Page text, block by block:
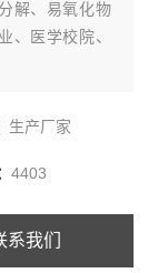
解、易氧化物
、医学校院、
生产厂家
4403
系我们